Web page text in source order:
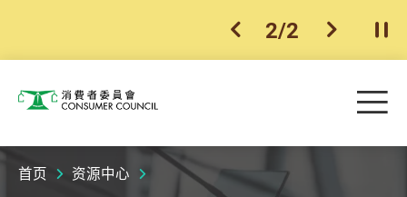
上一个
2/2 下一个开
消费者委员会 目
首页 资源中心